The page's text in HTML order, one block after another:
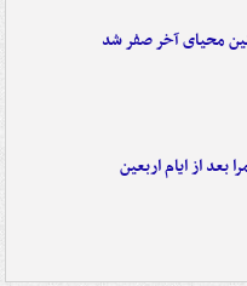
محیای آخر صفر شد
بعد از ایام اربعین